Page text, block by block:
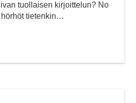
tuollaisen kirjoittelun? No
tietenkin…